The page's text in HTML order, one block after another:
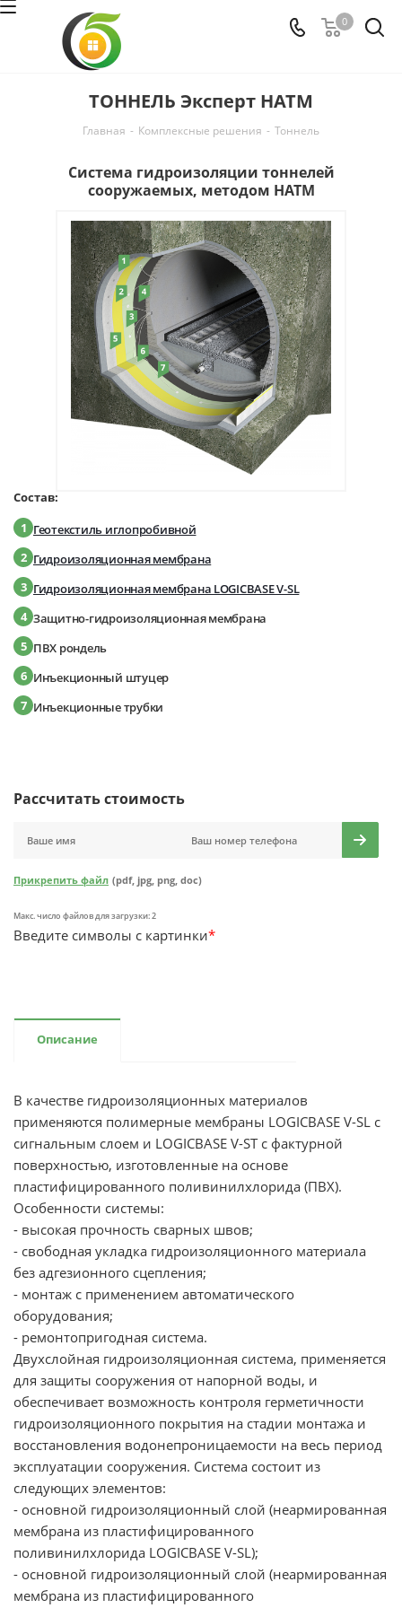
0
ТОННЕЛЬ Эксперт НАТМ
Главная - Комплексные решения - Тоннель
Система гидроизоляции тоннелей
сооружаемых, методом HATM
Состав:
1 Геотекстиль иглопробивной
2 Гидроизоляционная мембрана
3 Гидроизоляционная мембрана LOGICBASE V-SL
4 Защитно-гидроизоляционная мембрана
5 ПВХ рондель
6 Инъекционный штуцер
7 Инъекционные трубки
Рассчитать стоимость
Прикрепить файл (pdf, jpg, png, doc)
Макс. число файлов для загрузки: 2
Введите символы с картинки*
Описание
В качестве гидроизоляционных материалов
применяются полимерные мембраны LOGICBASE V-SL с
сигнальным слоем и LOGICBASE V-SТ с фактурной
поверхностью, изготовленные на основе
пластифицированного поливинилхлорида (ПВХ).
Особенности системы:
- высокая прочность сварных швов;
- свободная укладка гидроизоляционного материала
без адгезионного сцепления;
- монтаж с применением автоматического
оборудования;
- ремонтопригодная система.
Двухслойная гидроизоляционная система, применяется
для защиты сооружения от напорной воды, и
обеспечивает возможность контроля герметичности
гидроизоляционного покрытия на стадии монтажа и
восстановления водонепроницаемости на весь период
эксплуатации сооружения. Система состоит из
следующих элементов:
- основной гидроизоляционный слой (неармированная
мембрана из пластифицированного
поливинилхлорида LOGICBASE V-SL);
- основной гидроизоляционный слой (неармированная
мембрана из пластифицированного